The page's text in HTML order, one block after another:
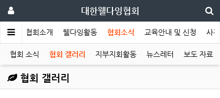
대한웰다잉협회
메인 협회소개 웰다잉활동 협회소식 교육안내 및 신청 사
협회 소식 협회 갤러리 지부지회활동 뉴스레터 보도 자료
협회 갤러리